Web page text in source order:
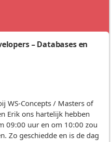
– Databases en
WS-Concepts / Masters of
Erik ons hartelijk hebben
09:00 uur en om 10:00 zou
Zo geschiedde en is de dag